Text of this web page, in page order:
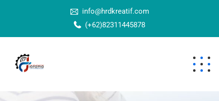
info@hrdkreatif.com
(+62)82311445878